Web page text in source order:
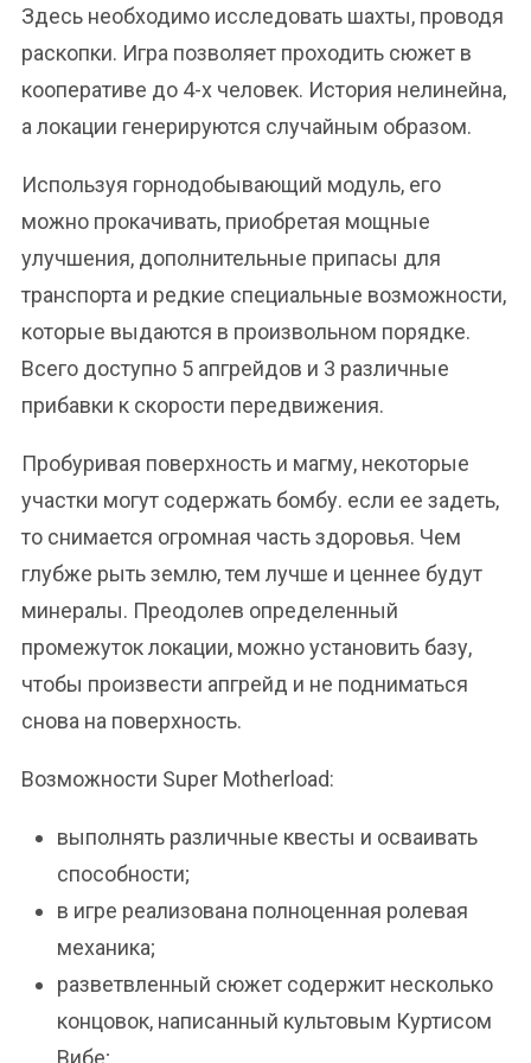
Здесь необходимо исследовать шахты, проводя
раскопки. Игра позволяет проходить сюжет в
кооперативе до 4-х человек. История нелинейна,
а локации генерируются случайным образом.
Используя горнодобывающий модуль, его
можно прокачивать, приобретая мощные
улучшения, дополнительные припасы для
транспорта и редкие специальные возможности,
которые выдаются в произвольном порядке.
Всего доступно 5 апгрейдов и 3 различные
прибавки к скорости передвижения.
Пробуривая поверхность и магму, некоторые
участки могут содержать бомбу. если ее задеть,
то снимается огромная часть здоровья. Чем
глубже рыть землю, тем лучше и ценнее будут
минералы. Преодолев определенный
промежуток локации, можно установить базу,
чтобы произвести апгрейд и не подниматься
снова на поверхность.
Возможности Super Motherload:
выполнять различные квесты и осваивать
способности;
в игре реализована полноценная ролевая
механика;
разветвленный сюжет содержит несколько
концовок, написанный культовым Куртисом
Вибе;